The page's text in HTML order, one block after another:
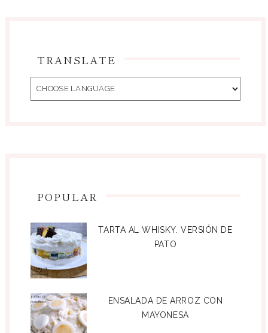
TRANSLATE
POPULAR
TARTA AL WHISKY. VERSIÓN DE
PATO
ENSALADA DE ARROZ CON
MAYONESA